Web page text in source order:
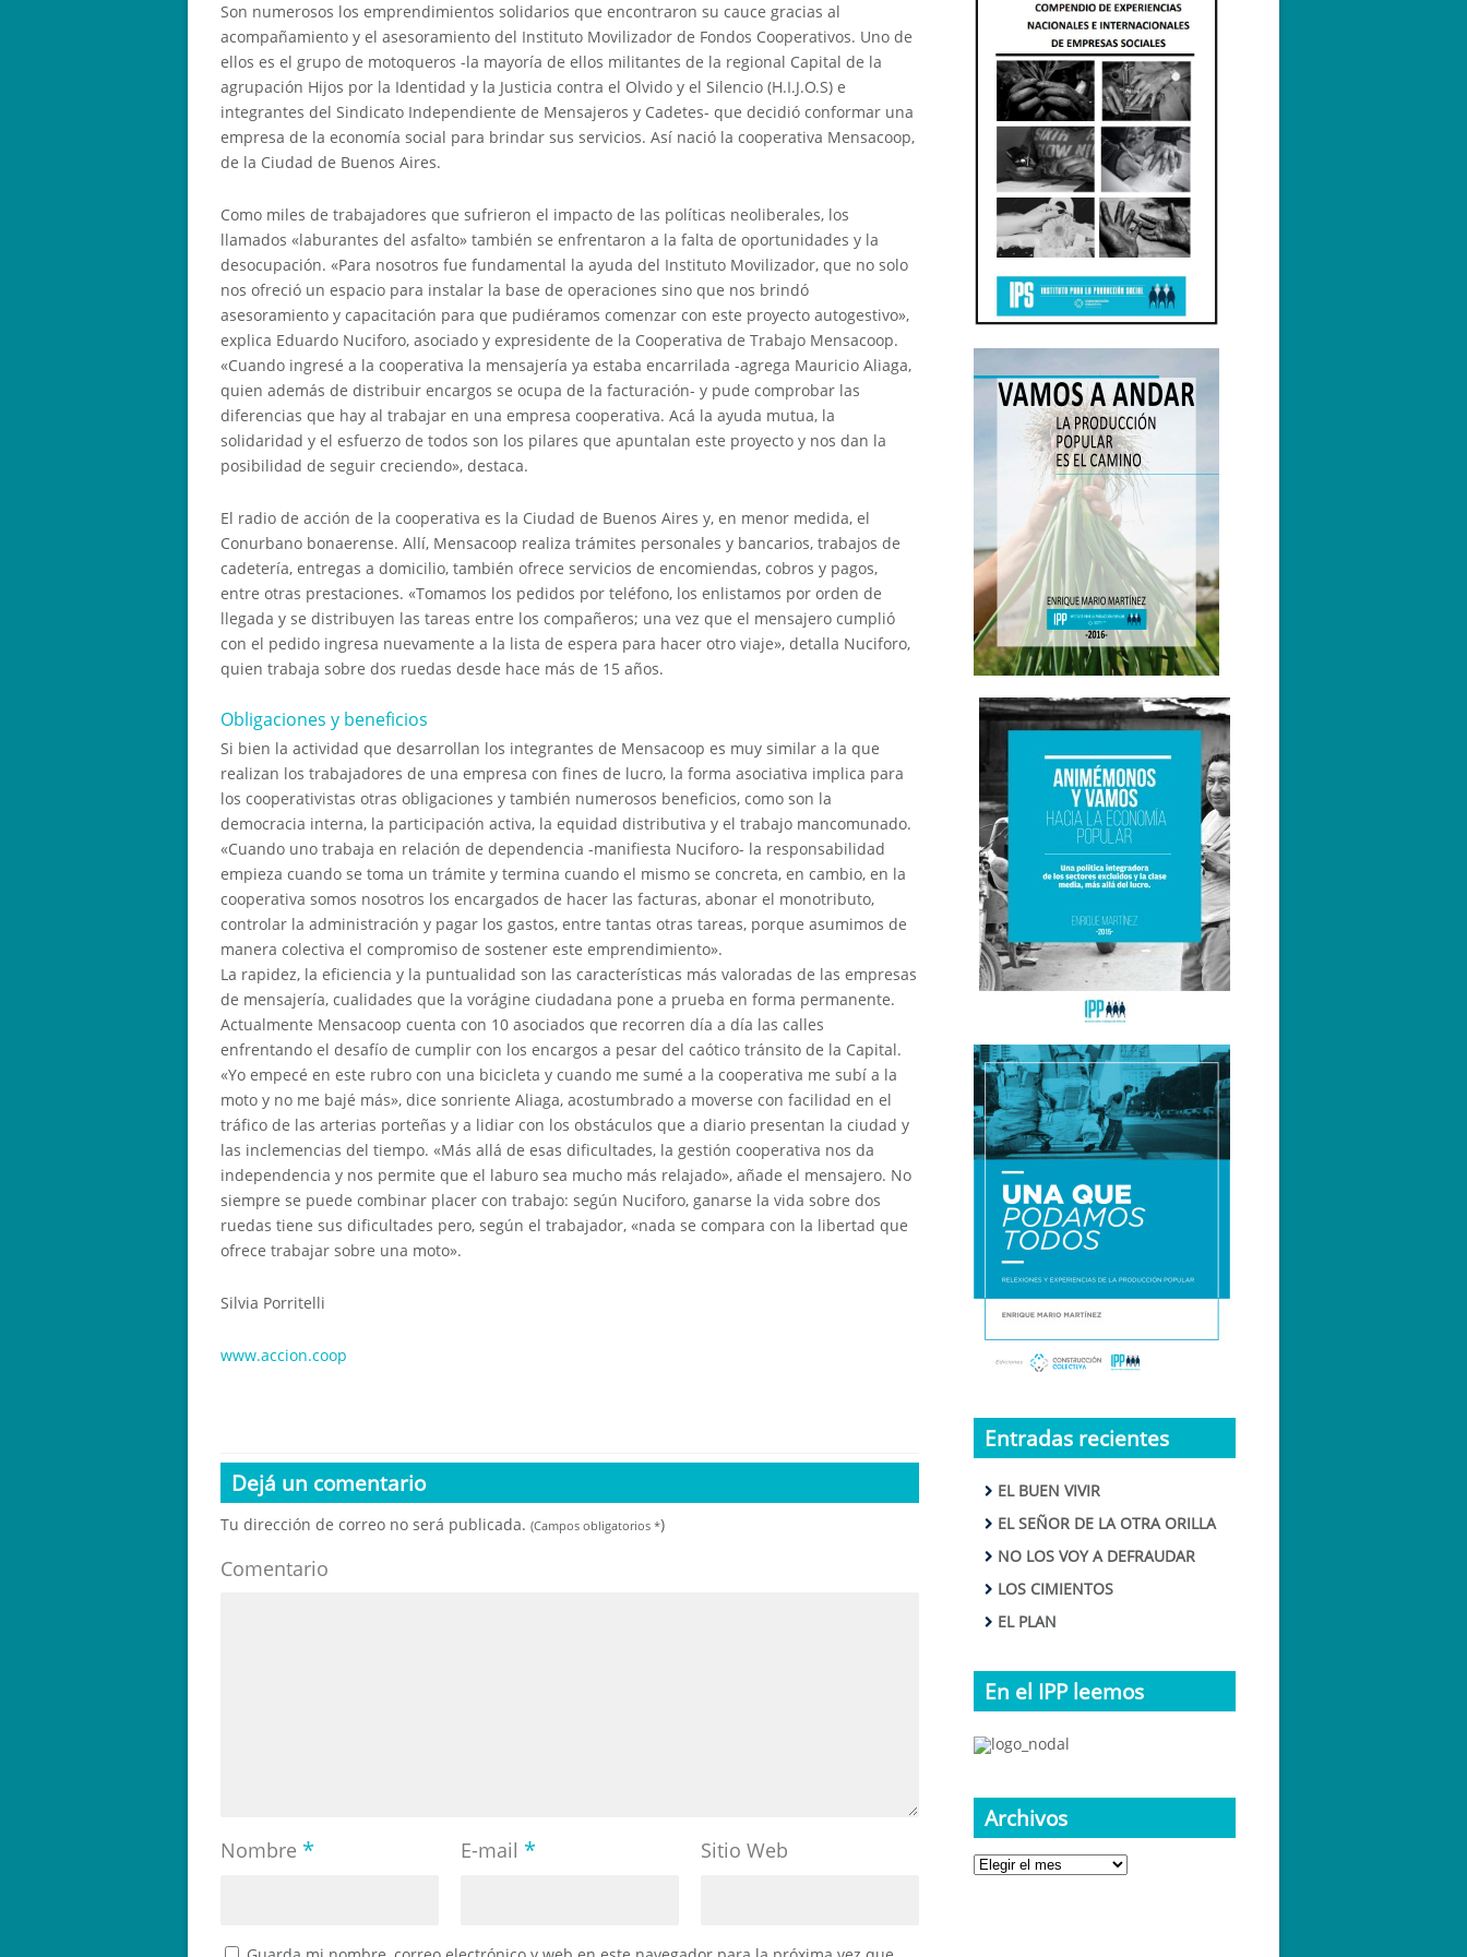
Son numerosos los emprendimientos solidarios que encontraron su cauce gracias al
acompañamiento y el asesoramiento del Instituto Movilizador de Fondos Cooperativos. Uno de
ellos es el grupo de motoqueros -la mayoría de ellos militantes de la regional Capital de la
agrupación Hijos por la Identidad y la Justicia contra el Olvido y el Silencio (H.I.J.O.S) e
integrantes del Sindicato Independiente de Mensajeros y Cadetes- que decidió conformar una
empresa de la economía social para brindar sus servicios. Así nació la cooperativa Mensacoop,
de la Ciudad de Buenos Aires.
Como miles de trabajadores que sufrieron el impacto de las políticas neoliberales, los
llamados «laburantes del asfalto» también se enfrentaron a la falta de oportunidades y la
desocupación. «Para nosotros fue fundamental la ayuda del Instituto Movilizador, que no solo
nos ofreció un espacio para instalar la base de operaciones sino que nos brindó
asesoramiento y capacitación para que pudiéramos comenzar con este proyecto autogestivo»,
explica Eduardo Nuciforo, asociado y expresidente de la Cooperativa de Trabajo Mensacoop.
«Cuando ingresé a la cooperativa la mensajería ya estaba encarrilada -agrega Mauricio Aliaga,
quien además de distribuir encargos se ocupa de la facturación- y pude comprobar las
diferencias que hay al trabajar en una empresa cooperativa. Acá la ayuda mutua, la
solidaridad y el esfuerzo de todos son los pilares que apuntalan este proyecto y nos dan la
posibilidad de seguir creciendo», destaca.
El radio de acción de la cooperativa es la Ciudad de Buenos Aires y, en menor medida, el
Conurbano bonaerense. Allí, Mensacoop realiza trámites personales y bancarios, trabajos de
cadetería, entregas a domicilio, también ofrece servicios de encomiendas, cobros y pagos,
entre otras prestaciones. «Tomamos los pedidos por teléfono, los enlistamos por orden de
llegada y se distribuyen las tareas entre los compañeros; una vez que el mensajero cumplió
con el pedido ingresa nuevamente a la lista de espera para hacer otro viaje», detalla Nuciforo,
quien trabaja sobre dos ruedas desde hace más de 15 años.
Obligaciones y beneficios
Si bien la actividad que desarrollan los integrantes de Mensacoop es muy similar a la que
realizan los trabajadores de una empresa con fines de lucro, la forma asociativa implica para
los cooperativistas otras obligaciones y también numerosos beneficios, como son la
democracia interna, la participación activa, la equidad distributiva y el trabajo mancomunado.
«Cuando uno trabaja en relación de dependencia -manifiesta Nuciforo- la responsabilidad
empieza cuando se toma un trámite y termina cuando el mismo se concreta, en cambio, en la
cooperativa somos nosotros los encargados de hacer las facturas, abonar el monotributo,
controlar la administración y pagar los gastos, entre tantas otras tareas, porque asumimos de
manera colectiva el compromiso de sostener este emprendimiento».
La rapidez, la eficiencia y la puntualidad son las características más valoradas de las empresas
de mensajería, cualidades que la vorágine ciudadana pone a prueba en forma permanente.
Actualmente Mensacoop cuenta con 10 asociados que recorren día a día las calles
enfrentando el desafío de cumplir con los encargos a pesar del caótico tránsito de la Capital.
«Yo empecé en este rubro con una bicicleta y cuando me sumé a la cooperativa me subí a la
moto y no me bajé más», dice sonriente Aliaga, acostumbrado a moverse con facilidad en el
tráfico de las arterias porteñas y a lidiar con los obstáculos que a diario presentan la ciudad y
las inclemencias del tiempo. «Más allá de esas dificultades, la gestión cooperativa nos da
independencia y nos permite que el laburo sea mucho más relajado», añade el mensajero. No
siempre se puede combinar placer con trabajo: según Nuciforo, ganarse la vida sobre dos
ruedas tiene sus dificultades pero, según el trabajador, «nada se compara con la libertad que
ofrece trabajar sobre una moto».
Silvia Porritelli
www.accion.coop
Dejá un comentario
Tu dirección de correo no será publicada. (Campos obligatorios *)
Comentario
Nombre * E-mail * Sitio Web
Entradas recientes
EL BUEN VIVIR
EL SEÑOR DE LA OTRA ORILLA
NO LOS VOY A DEFRAUDAR
LOS CIMIENTOS
EL PLAN
En el IPP leemos
Archivos
Archivos